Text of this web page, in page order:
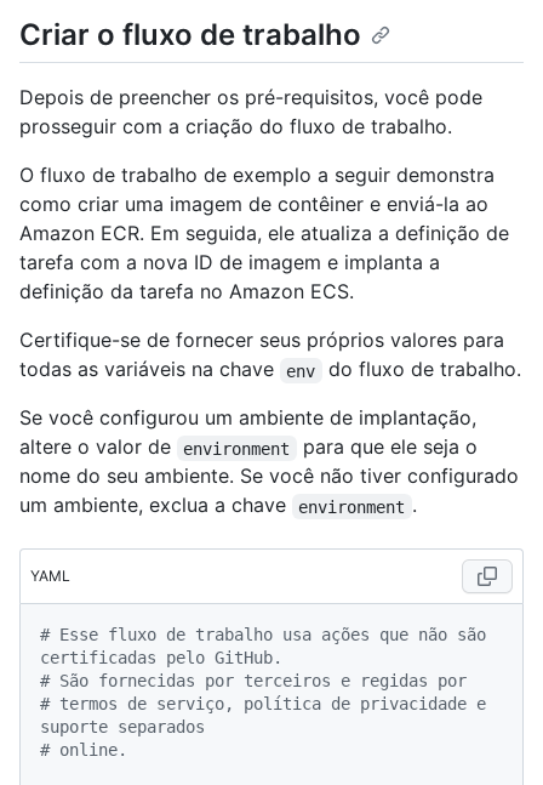
Criar o fluxo de trabalho
Depois de preencher os pré-requisitos, você pode
prosseguir com a criação do fluxo de trabalho.
O fluxo de trabalho de exemplo a seguir demonstra
como criar uma imagem de contêiner e enviá-la ao
Amazon ECR. Em seguida, ele atualiza a definição de
tarefa com a nova ID de imagem e implanta a
definição da tarefa no Amazon ECS.
Certifique-se de fornecer seus próprios valores para
todas as variáveis na chave
env
do fluxo de trabalho.
Se você configurou um ambiente de implantação,
altere o valor de
environment
para que ele seja o
nome do seu ambiente. Se você não tiver configurado
um ambiente, exclua a chave
environment .
YAML
# Esse fluxo de trabalho usa ações que não são
certificadas pelo GitHub.
# São fornecidas por terceiros e regidas por
# termos de serviço, política de privacidade e
suporte separados
# online.